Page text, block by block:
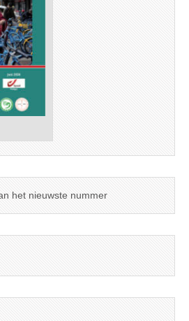
het nieuwste nummer